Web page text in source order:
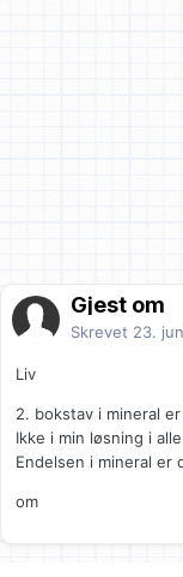
Gjest om
Skrevet 23.
Liv
2. bokstav i mineral
Ikke i min løsning i
Endelsen i mineral er
om